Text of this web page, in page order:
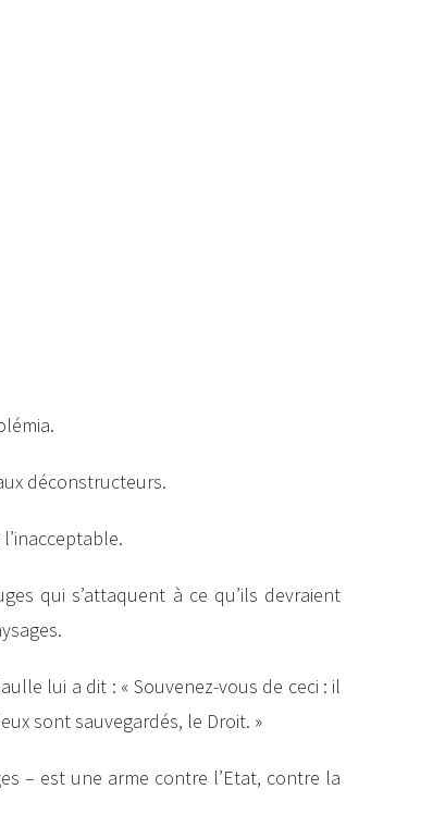
déconstructeurs.
qui s’attaquent à ce qu’ils devraient
lui a dit : « Souvenez-vous de ceci : il
sont sauvegardés, le Droit. »
– est une arme contre l’Etat, contre la